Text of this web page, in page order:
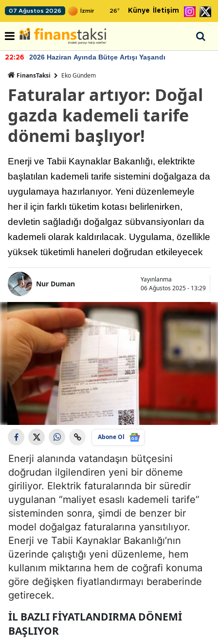
07 Ağustos 2026 26° Künye İletişim
22:26 2026 Haziran Ayında Bütçe Artışı Yaşandı
FinansTaksi Eko Gündem
Faturalar artıyor: Doğal
gazda kademeli tarife
dönemi başlıyor!
Enerji ve Tabii Kaynaklar Bakanlığı, elektrikte
başlatılan kademeli tarife sistemini doğalgaza da
uygulamaya hazırlanıyor. Yeni düzenlemeyle
her il için farklı tüketim kotası belirlenirken,
devletin sağladığı doğalgaz sübvansiyonları da
kademeli olarak kaldırılacak. Uygulama, özellikle
yüksek tüketimli haneleri doğrudan etkileyecek
Nur Duman
Yayınlanma
06 Ağustos 2025 - 13:29
Abone Ol
Enerji alanında vatandaşın bütçesini
doğrudan ilgilendiren yeni bir döneme
giriliyor. Elektrik faturalarında bir süredir
uygulanan “maliyet esaslı kademeli tarife”
sisteminden sonra, şimdi de benzer bir
model doğalgaz faturalarına yansıtılıyor.
Enerji ve Tabii Kaynaklar Bakanlığı’nın
üzerinde çalıştığı yeni düzenleme, hem
kullanım miktarına hem de coğrafi konuma
göre değişken fiyatlandırmayı beraberinde
getirecek.
İL BAZLI FIYATLANDIRMA DÖNEMI
BAŞLIYOR